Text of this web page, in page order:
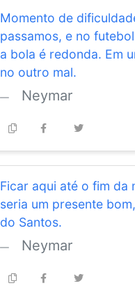
Momento de
passamos, e no
a bola é redonda. Em
no outro mal.
Neymar
Ficar aqui até o fim da
seria um presente
do Santos.
Neymar